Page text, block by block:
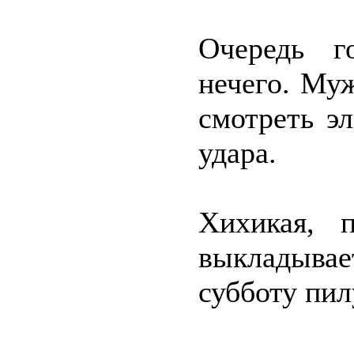
Очередь
нечего.
смотреть
удара.
Хихикая,
субботу